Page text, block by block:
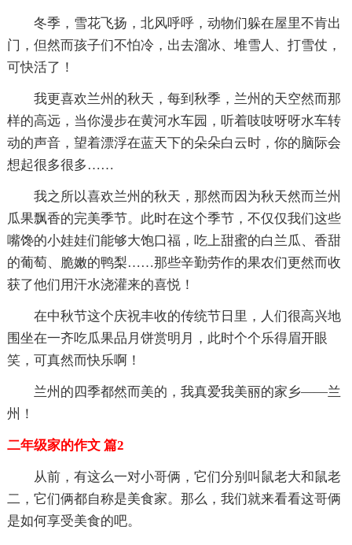
冬季，雪花飞扬，北风呼呼，动物们躲在屋里不肯出
门，但然而孩子们不怕冷，出去溜冰、堆雪人、打雪仗，
可快活了！
我更喜欢兰州的秋天，每到秋季，兰州的天空然而那
样的高远，当你漫步在黄河水车园，听着吱吱呀呀水车转
动的声音，望着漂浮在蓝天下的朵朵白云时，你的脑际会
想起很多很多……
我之所以喜欢兰州的秋天，那然而因为秋天然而兰州
瓜果飘香的完美季节。此时在这个季节，不仅仅我们这些
嘴馋的小娃娃们能够大饱口福，吃上甜蜜的白兰瓜、香甜
的葡萄、脆嫩的鸭梨……那些辛勤劳作的果农们更然而收
获了他们用汗水浇灌来的喜悦！
在中秋节这个庆祝丰收的传统节日里，人们很高兴地
围坐在一齐吃瓜果品月饼赏明月，此时个个乐得眉开眼
笑，可真然而快乐啊！
兰州的四季都然而美的，我真爱我美丽的家乡——兰
州！
二年级家的作文 篇2
从前，有这么一对小哥俩，它们分别叫鼠老大和鼠老
二，它们俩都自称是美食家。那么，我们就来看看这哥俩
是如何享受美食的吧。